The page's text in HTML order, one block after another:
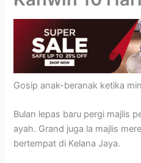
Gosip anak-beranak ketika
Bulan lepas baru pergi majlis
ayah. Grand juga la majlis
bertempat di Kelana Jaya.